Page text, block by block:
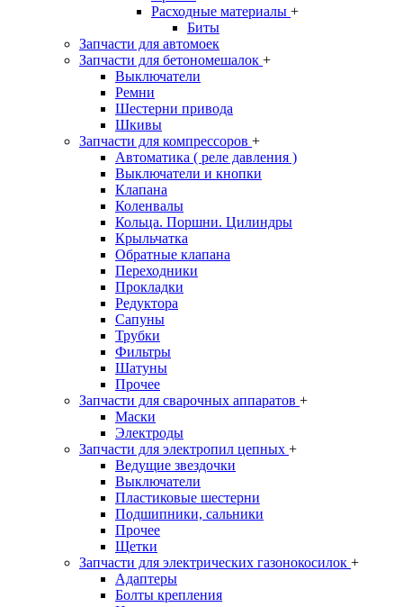
Расходные материалы +
Биты
Запчасти для автомоек
Запчасти для бетономешалок +
Выключатели
Ремни
Шестерни привода
Шкивы
Запчасти для компрессоров +
Автоматика ( реле давления )
Выключатели и кнопки
Клапана
Коленвалы
Кольца. Поршни. Цилиндры
Крыльчатка
Обратные клапана
Переходники
Прокладки
Редуктора
Сапуны
Трубки
Фильтры
Шатуны
Прочее
Запчасти для сварочных аппаратов +
Маски
Электроды
Запчасти для электропил цепных +
Ведущие звездочки
Выключатели
Пластиковые шестерни
Подшипники, сальники
Прочее
Щетки
Запчасти для электрических газонокосилок +
Адаптеры
Болты крепления